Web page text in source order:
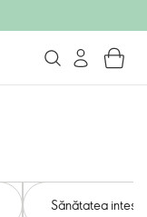
Sănătatea